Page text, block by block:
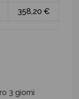
358,20 €
3 giorni